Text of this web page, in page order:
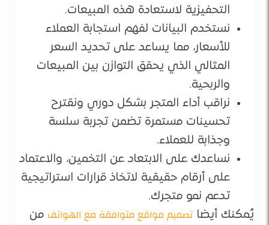
التحفيزية لاستعادة هذه المبيعات.
نستخدم البيانات لفهم استجابة العملاء
للأسعار، مما يساعد على تحديد السعر
المثالي الذي يحقق التوازن بين المبيعات
والربحية.
نراقب أداء المتجر بشكل دوري ونقترح
تحسينات مستمرة تضمن تجربة سلسة
وجذابة للعملاء.
نساعدك على الابتعاد عن التخمين، والاعتماد
على أرقام حقيقية لاتخاذ قرارات استراتيجية
تدعم نمو متجرك.
يُمكنك أيضا تصميم مواقع متوافقة مع الهواتف من